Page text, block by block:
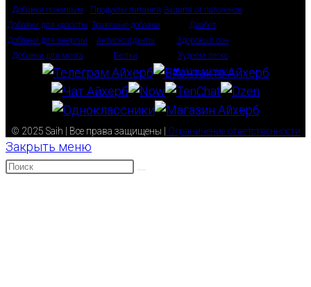
Добавки пожилым
Добавки для красоты
Добавки для энергии
Добавки для мозга
Продукты питания
Травяные добавки
Антиоксиданты
Белки
Защита от патогенов
Диабет
Здоровый сон
Худеем легко
❤ Наш магазин
© 2025 Saih | Все права защищены | Ограничение ответственности
Закрыть меню